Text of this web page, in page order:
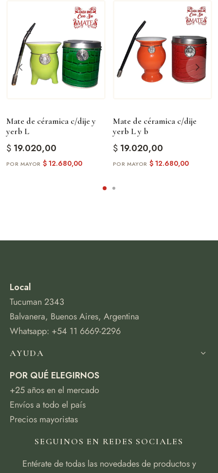
Mate de céramica c/dije y
yerb L
$19.020,00
$12.680,00
Mate de céramica c/dije
yerb L y b
$19.020,00
$12.680,00
Local
Tucuman 2343
Balvanera, Buenos Aires, Argentina
Whatsapp: +54 11 6669-2296
AYUDA
POR QUÉ ELEGIRNOS
+25 años en el mercado
Envíos a todo el país
Precios mayoristas
SEGUINOS EN REDES SOCIALES
Entérate de todas las novedades de productos y